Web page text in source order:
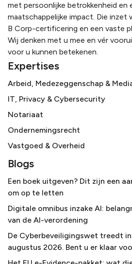
met persoonlijke betrokkenheid en
maatschappelijke impact. Die inzet
B Corp-certificering en een vaste
Wij denken met u mee en vér
voor u kunnen betekenen.
Expertises
Arbeid, Medezeggenschap &
IT, Privacy & Cybersecurity
Notariaat
Ondernemingsrecht
Vastgoed & Overheid
Blogs
Een boek uitgeven? Dit zijn een
om op te letten
Digitale omnibus inzake AI:
van de AI-verordening
De Cyberbeveiligingswet treedt
augustus 2026. Bent u er klaar